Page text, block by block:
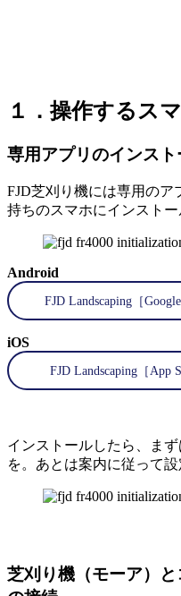
１．操作するス
専用アプリのインスト
FJD芝刈り機には専用の
持ちのスマホにインストー
Android
FJD Landscaping［Google
iOS
FJD Landscaping［App
インストールしたら、ま
を。あとは案内に従って
芝刈り機（モーア）と